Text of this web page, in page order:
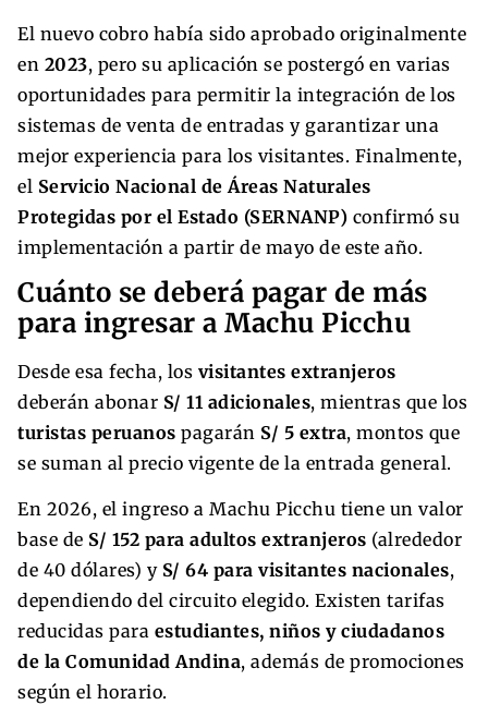
El nuevo cobro había sido aprobado originalmente
en 2023, pero su aplicación se postergó en varias
oportunidades para permitir la integración de los
sistemas de venta de entradas y garantizar una
mejor experiencia para los visitantes. Finalmente,
el Servicio Nacional de Áreas Naturales
Protegidas por el Estado (SERNANP) confirmó su
implementación a partir de mayo de este año.
Cuánto se deberá pagar de más
para ingresar a Machu Picchu
Desde esa fecha, los visitantes extranjeros
deberán abonar S/ 11 adicionales, mientras que los
turistas peruanos pagarán S/ 5 extra, montos que
se suman al precio vigente de la entrada general.
En 2026, el ingreso a Machu Picchu tiene un valor
base de S/ 152 para adultos extranjeros (alrededor
de 40 dólares) y S/ 64 para visitantes nacionales,
dependiendo del circuito elegido. Existen tarifas
reducidas para estudiantes, niños y ciudadanos
de la Comunidad Andina, además de promociones
según el horario.